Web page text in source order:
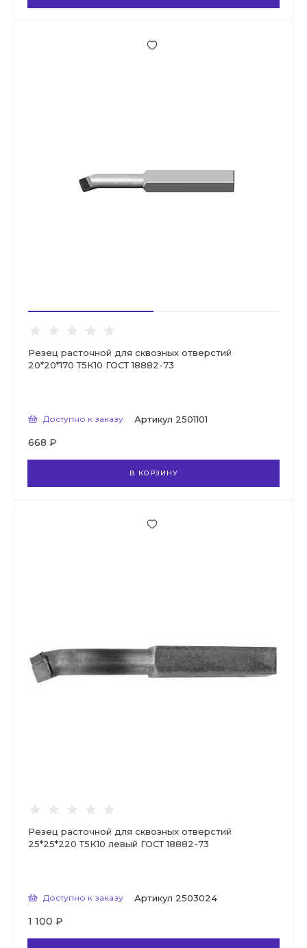
Резец расточной для сквозных отверстий
20*20*170 Т5К10 ГОСТ 18882-73
Доступно к заказу Артикул 2501101
668 ₽
В КОРЗИНУ
Резец расточной для сквозных отверстий
25*25*220 Т5К10 левый ГОСТ 18882-73
Доступно к заказу Артикул 2503024
1 100 ₽